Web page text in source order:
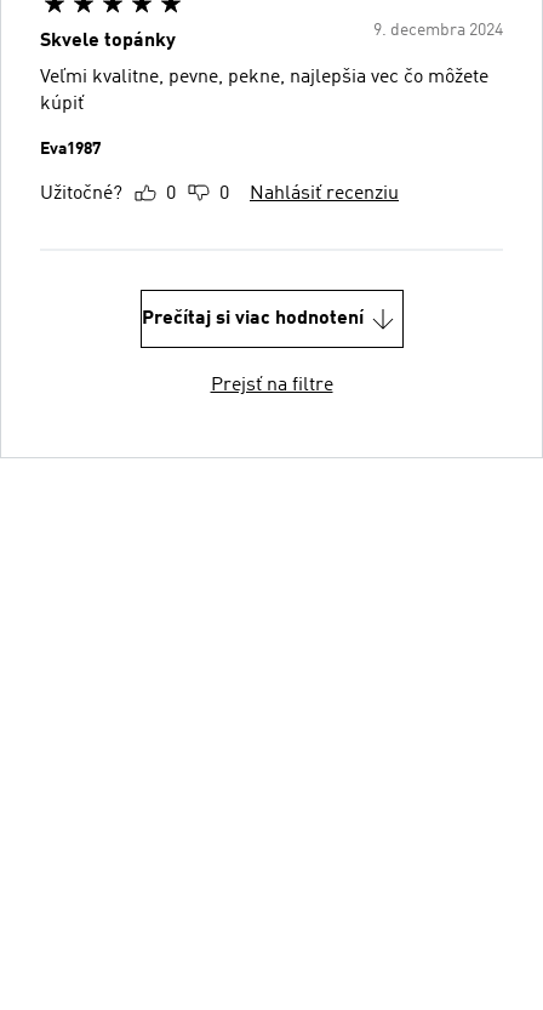
9. decembra 2024
Skvele topánky
Veľmi kvalitne, pevne, pekne, najlepšia vec čo môžete
kúpiť
Eva1987
Užitočné? 0 0 Nahlásiť recenziu
Prečítaj si viac hodnotení
Prejsť na filtre